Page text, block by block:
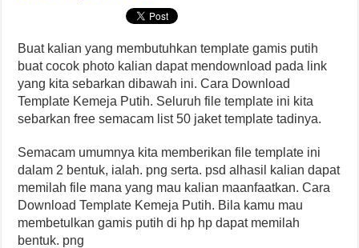
Buat kalian yang membutuhkan template gamis putih
buat cocok photo kalian dapat mendownload pada link
yang kita sebarkan dibawah ini. Cara Download
Template Kemeja Putih. Seluruh file template ini kita
sebarkan free semacam list 50 jaket template tadinya.
Semacam umumnya kita memberikan file template ini
dalam 2 bentuk, ialah. png serta. psd alhasil kalian dapat
memilah file mana yang mau kalian maanfaatkan. Cara
Download Template Kemeja Putih. Bila kamu mau
membetulkan gamis putih di hp hp dapat memilah
bentuk. png